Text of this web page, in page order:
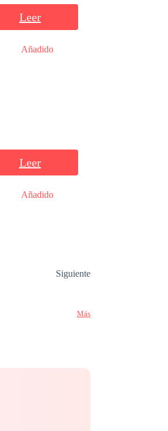
Leer
Añadido
Leer
Añadido
Siguiente
Más